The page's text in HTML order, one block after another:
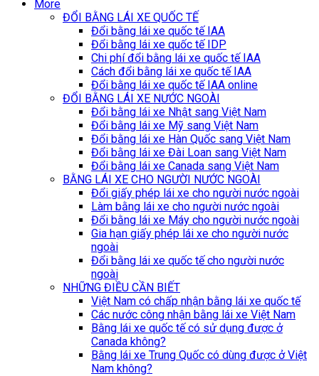
More
ĐỔI BẰNG LÁI XE QUỐC TẾ
Đổi bằng lái xe quốc tế IAA
Đổi bằng lái xe quốc tế IDP
Chi phí đổi bằng lái xe quốc tế IAA
Cách đổi bằng lái xe quốc tế IAA
Đổi bằng lái xe quốc tế IAA online
ĐỔI BẰNG LÁI XE NƯỚC NGOÀI
Đổi bằng lái xe Nhật sang Việt Nam
Đổi bằng lái xe Mỹ sang Việt Nam
Đổi bằng lái xe Hàn Quốc sang Việt Nam
Đổi bằng lái xe Đài Loan sang Việt Nam
Đổi bằng lái xe Canada sang Việt Nam
BẰNG LÁI XE CHO NGƯỜI NƯỚC NGOÀI
Đổi giấy phép lái xe cho người nước ngoài
Làm bằng lái xe cho người nước ngoài
Đổi bằng lái xe Máy cho người nước ngoài
Gia hạn giấy phép lái xe cho người nước
ngoài
Đổi bằng lái xe quốc tế cho người nước
ngoài
NHỮNG ĐIỀU CẦN BIẾT
Việt Nam có chấp nhận bằng lái xe quốc tế
Các nước công nhận bằng lái xe Việt Nam
Bằng lái xe quốc tế có sử dụng được ở
Canada không?
Bằng lái xe Trung Quốc có dùng được ở Việt
Nam không?